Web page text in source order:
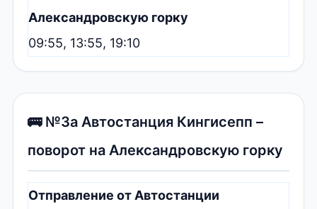
Александровскую горку
09:55, 13:55, 19:10
🚌 №3а Автостанция Кингисепп –
поворот на Александровскую горку
Отправление от Автостанции